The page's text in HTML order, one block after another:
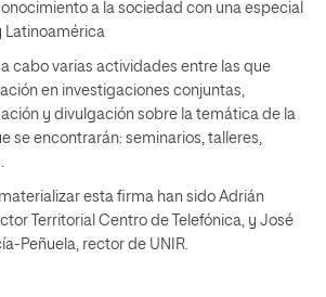
a la sociedad con una especial
Latinoamérica
cabo varias actividades entre las que
en investigaciones conjuntas,
y divulgación sobre la temática de la
se encontrarán: seminarios, talleres,
esta firma han sido Adrián
Territorial Centro de Telefónica, y José
Peñuela, rector de UNIR.